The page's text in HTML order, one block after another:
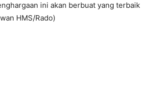
ini akan berbuat yang terbaik
HMS/Rado)